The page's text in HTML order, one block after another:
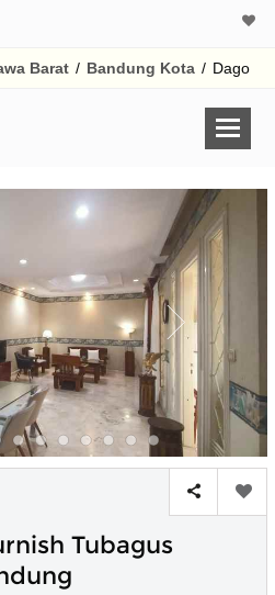
Barat / Bandung Kota / Dago
Tubagus
Harga Rp
Untuk hasil simulasi
pada kotak-
Simpan